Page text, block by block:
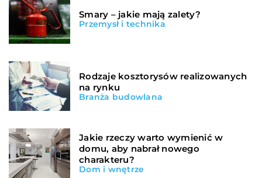
Smary – jakie mają zalety?
Przemysł i technika
Rodzaje kosztorysów realizowanych
na rynku
Branża budowlana
Jakie rzeczy warto wymienić w
domu, aby nabrał nowego
charakteru?
Dom i wnętrze